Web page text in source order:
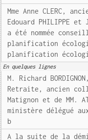
Mme Anne CLERC,
Edouard PHILIPPE et
a été nommée
planification
planification
En quelques lignes
M. Richard
Retraite, ancien
Matignon et de MM.
ministère délégué
b
A la suite de la